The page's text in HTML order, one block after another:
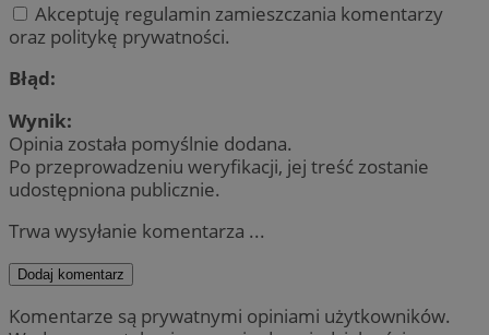
Akceptuję regulamin zamieszczania komentarzy
oraz politykę prywatności.
Błąd:
Wynik:
Opinia została pomyślnie dodana.
Po przeprowadzeniu weryfikacji, jej treść zostanie
udostępniona publicznie.
Trwa wysyłanie komentarza ...
Dodaj komentarz
Komentarze są prywatnymi opiniami użytkowników.